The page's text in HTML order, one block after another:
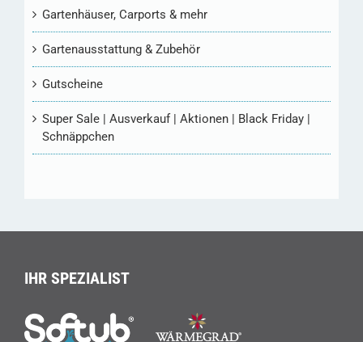
Gartenhäuser, Carports & mehr
Gartenausstattung & Zubehör
Gutscheine
Super Sale | Ausverkauf | Aktionen | Black Friday |
Schnäppchen
IHR SPEZIALIST